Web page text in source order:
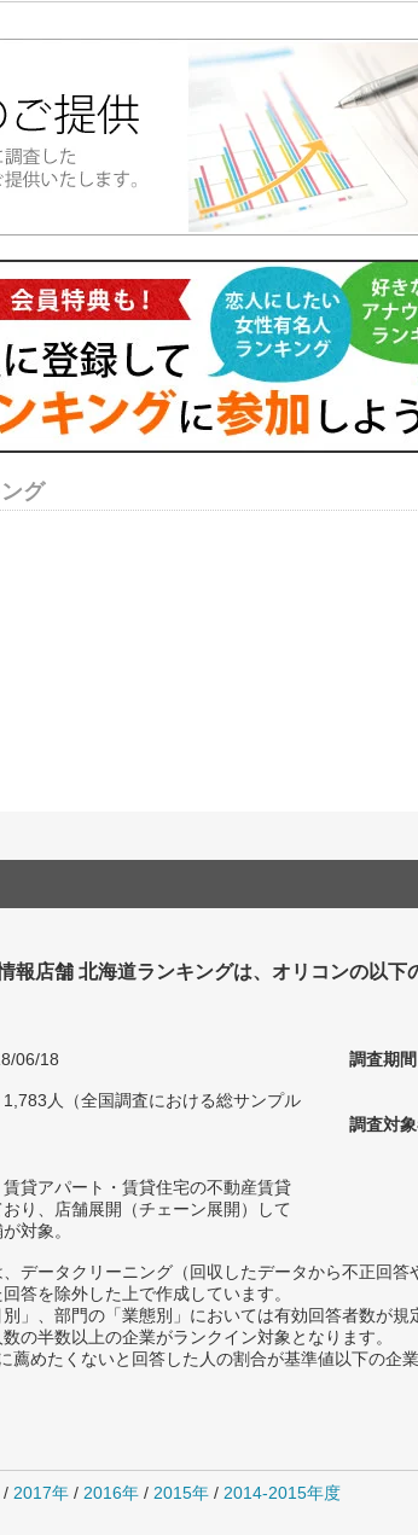
グ
報店舗 北海道ランキングは、オリコンの以下
06/18
1,783人（全国調査における総サンプル
貸アパート・賃貸住宅の不動産賃貸
り、店舗展開（チェーン展開）して
対象。
調査期間
調査対
データクリーニング（回収したデータから不正回答
答を除外した上で作成しています。
」、部門の「業態別」においては有効回答者数が
の半数以上の企業がランクイン対象となります。
めたくないと回答した人の割合が基準値以下の企
/ 2017年 / 2016年 / 2015年 / 2014-2015年度